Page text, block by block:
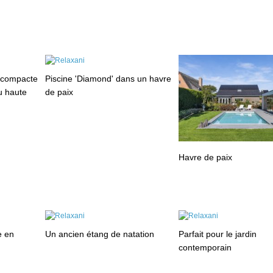
haute
Piscine 'Diamond' dans un havre
de paix
Havre de paix
en Un ancien étang de natation
Parfait pour le jardin
contemporain